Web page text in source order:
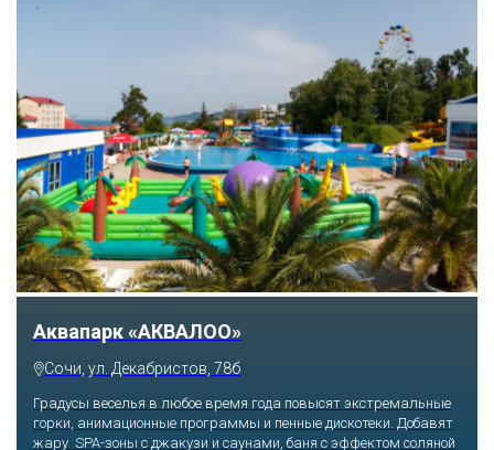
Тематический парк развлечений «Сочи
Парк»
Сочи, Олимпийский проспект, 21
Оказавшись здесь, словно попадаешь в сказку: встречаешь